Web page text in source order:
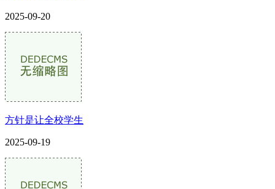
2025-09-20
方针是让全校学生
2025-09-19